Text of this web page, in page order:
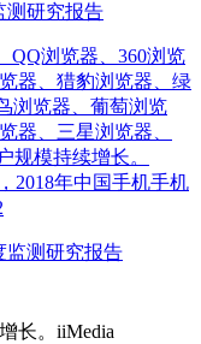
测研究报告
QQ浏览器、360浏览
器、猎豹浏览器、绿
浏览器、葡萄浏览
器、三星浏览器、
规模持续增长。
2018年中国手机手机
长。iiMedia